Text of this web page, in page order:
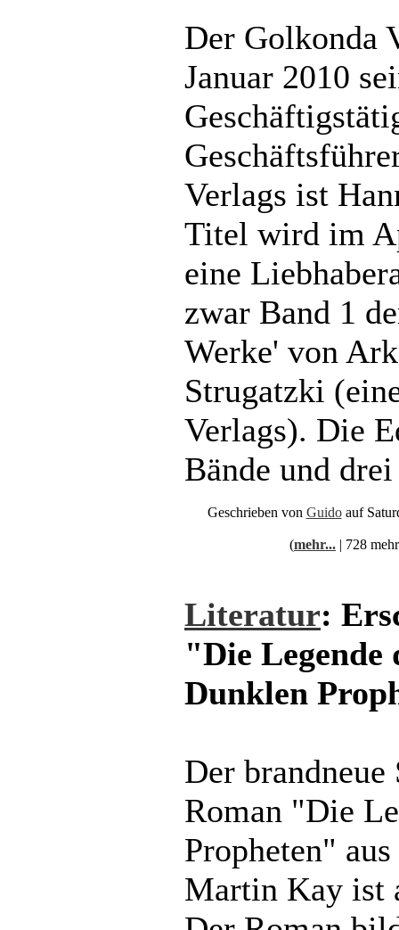
Der Golkonda
Januar 2010
Verlags ist
Titel wird im
eine
zwar Band 1
Werke' von
Strugatzki
Verlags). Die
Bände und
Geschrieben von Guidoauf
(mehr... | 728
Literatur:
"Die Legende
Dunklen
Der
Roman "Die
Propheten"
Martin Kay ist